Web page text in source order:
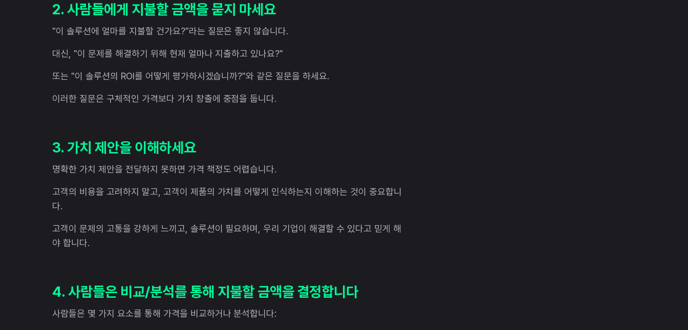
2. 사람들에게 지불할 금액을 묻지 마세요
"이 솔루션에 얼마를 지불할 건가요?"라는 질문은 좋지 않습니다.
대신, "이 문제를 해결하기 위해 현재 얼마나 지출하고 있나요?"
또는 "이 솔루션의 ROI를 어떻게 평가하시겠습니까?"와 같은 질문을 하세요.
이러한 질문은 구체적인 가격보다 가치 창출에 중점을 둡니다.
3. 가치 제안을 이해하세요
명확한 가치 제안을 전달하지 못하면 가격 책정도 어렵습니다.
고객의 비용을 고려하지 말고, 고객이 제품의 가치를 어떻게 인식하는지 이해하는 것이 중요합니
다.
고객이 문제의 고통을 강하게 느끼고, 솔루션이 필요하며, 우리 기업이 해결할 수 있다고 믿게 해
야 합니다.
4. 사람들은 비교/분석를 통해 지불할 금액을 결정합니다
사람들은 몇 가지 요소를 통해 가격을 비교하거나 분석합니다: